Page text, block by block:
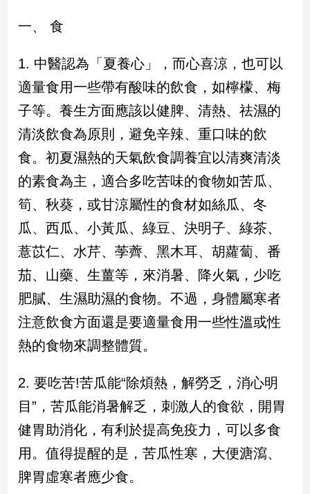
新
冠
病
毒
專
區
南
台
灣
觀
南
台
灣
觀
點
娛
樂
娛
星
一、 食
1. 中醫認為「夏養心」，而心喜涼，也可以
適量食用一些帶有酸味的飲食，如檸檬、梅
子等。養生方面應該以健脾、清熱、祛濕的
清淡飲食為原則，避免辛辣、重口味的飲
食。初夏濕熱的天氣飲食調養宜以清爽清淡
的素食為主，適合多吃苦味的食物如苦瓜、
筍、秋葵，或甘涼屬性的食材如絲瓜、冬
瓜、西瓜、小黃瓜、綠豆、決明子、綠茶、
薏苡仁、水芹、荸薺、黑木耳、胡蘿蔔、番
茄、山藥、生薑等，來消暑、降火氣，少吃
肥膩、生濕助濕的食物。不過，身體屬寒者
注意飲食方面還是要適量食用一些性溫或性
熱的食物來調整體質。
2. 要吃苦!苦瓜能“除煩熱，解勞乏，消心明
目”，苦瓜能消暑解乏，刺激人的食欲，開胃
健胃助消化，有利於提高免疫力，可以多食
用。值得提醒的是，苦瓜性寒，大便溏瀉、
脾胃虛寒者應少食。